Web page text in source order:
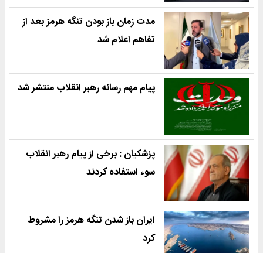
مدت زمان باز بودن تنگه هرمز بعد از
تفاهم اعلام شد
پیام مهم رسانه رهبر انقلاب منتشر شد
پزشکیان : برخی از پیام رهبر انقلاب
سوء استفاده کردند
ایران باز شدن تنگه هرمز را مشروط
کرد